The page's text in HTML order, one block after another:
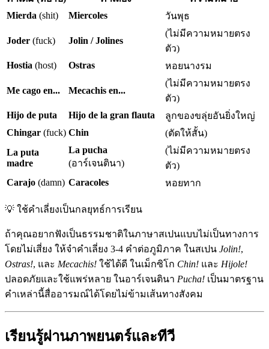
Mierda (shit) Miercoles วันพุธ
Joder (fuck) Jolin / Jolines
(ไม่มีความหมายตรง
ตัว)
Hostia (host) Ostras หอยนางรม
Me cago en... Mecachis en...
(ไม่มีความหมายตรง
ตัว)
Hijo de puta
Hijo de la gran flauta
ลูกของขลุ่ยอันยิ่งใหญ่
Chingar (fuck) Chin
(ตัดให้สั้น)
La puta
madre
La pucha
(อาร์เจนตินา)
(ไม่มีความหมายตรง
ตัว)
Carajo (damn) Caracoles หอยทาก
💡 ใช้คำเลี่ยงเป็นกลยุทธ์การเรียน
ถ้าคุณอยากฟังเป็นธรรมชาติในภาษาสเปนแบบไม่เป็นทางการ
โดยไม่เสี่ยง ให้จำคำเลี่ยง 3-4 คำต่อภูมิภาค ในสเปน Jolin!,
Ostras!, และ Mecachis! ใช้ได้ดี ในเม็กซิโก Chin! และ Hijole!
ปลอดภัยและใช้แพร่หลาย ในอาร์เจนตินา Pucha! เป็นมาตรฐาน
คำเหล่านี้สื่ออารมณ์ได้โดยไม่ข้ามเส้นทางสังคม
เรียนรู้ผ่านภาพยนตร์และทีวี